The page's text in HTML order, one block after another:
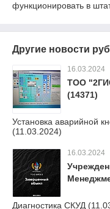
функционировать в
Другие новости
16.03.2024
ТОО
(14371)
Установка аварийной
(11.03.2024)
16.03.2024
Диагностика СКУД